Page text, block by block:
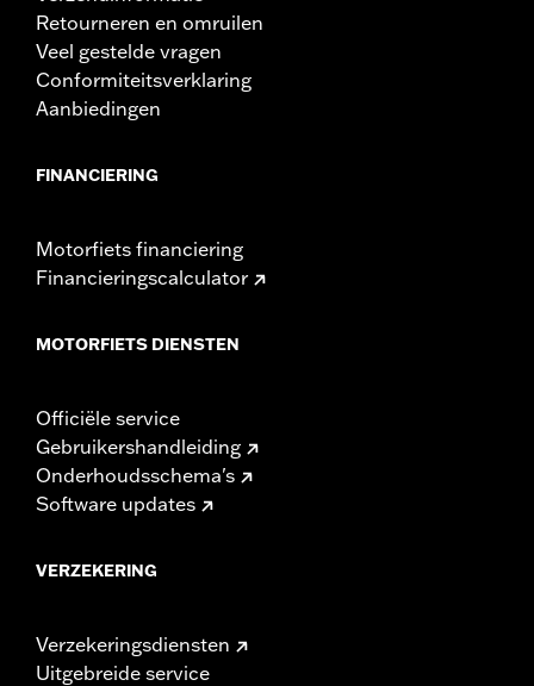
Retourneren en omruilen
Veel gestelde vragen
Conformiteitsverklaring
Aanbiedingen
FINANCIERING
Motorfiets financiering
Financieringscalculator
MOTORFIETS DIENSTEN
Officiële service
Gebruikershandleiding
Onderhoudsschema's
Software updates
VERZEKERING
Verzekeringsdiensten
Uitgebreide service